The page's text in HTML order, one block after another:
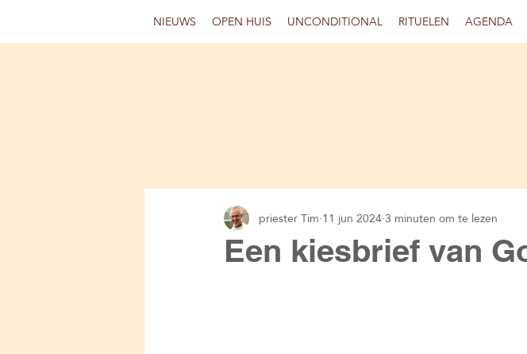
NIEUWS OPEN HUIS UNCONDITIONAL RITUELEN AGENDA
Een kiesbrief van
priester Tim 11 jun 20243 minuten om te lezen